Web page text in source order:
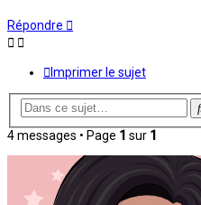
Répondre
Imprimer le sujet
4 messages • Page 1 sur 1